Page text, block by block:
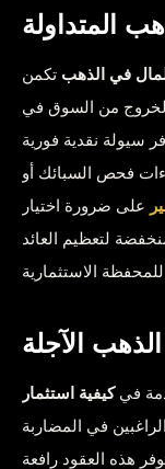
في الذهب تكمن
من السوق في
سيولة نقدية فورية
فحص السبائك أو
على ضرورة اختيار
لتعظيم العائد
الآجلة
فيكيفية استثمار
في المضاربة
هذه العقود رافعة